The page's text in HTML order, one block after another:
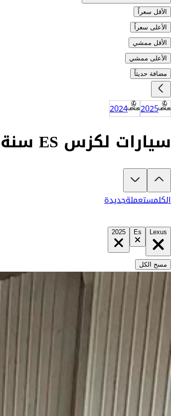
الأقل سعراً
الأعلى سعراً
الأقل ممشي
الأعلى ممشي
مضافة حديثاً
2025
2024
سيارات لكزس ES سنة 2025 للبيع في السعودية
تبغى تشتري لكزس ES 2025؟
الكلمستعملةجديدة
Lexus
Es
2025
مسح الكل